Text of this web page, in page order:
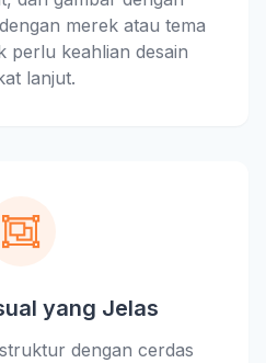
merek atau tema
perlu keahlian desain
lanjut.
yang Jelas
dengan cerdas